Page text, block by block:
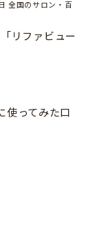
全国のサロン・百
リファビュー
使ってみた口